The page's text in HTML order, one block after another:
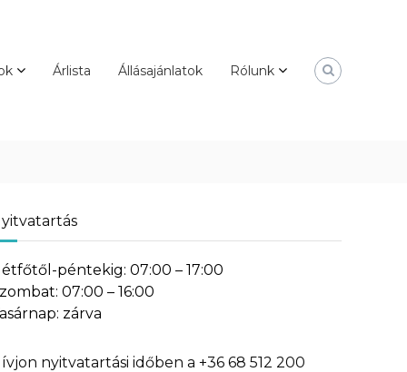
Árlista Állásajánlatok Rólunk
péntekig: 07:00 – 17:00
07:00 – 16:00
zárva
nyitvatartási időben a +36 68 512 200